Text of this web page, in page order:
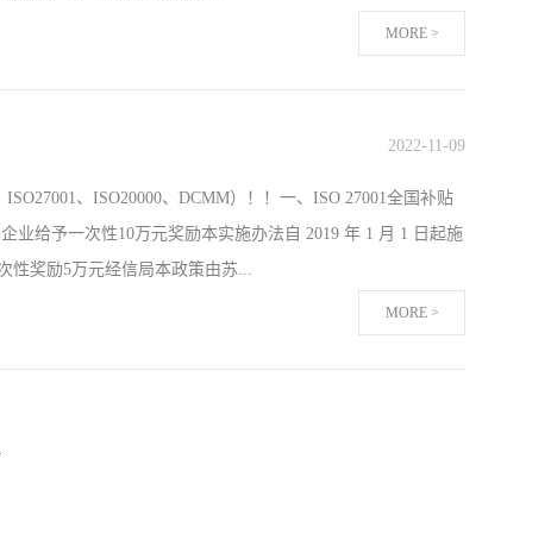
家认证机构了。大部分认证机构之所以坚持要派人到现场的
不安排。 3）政府主管的监督检查。人不到现场，监管机构
机构主要审核企业的体系运行是否符合国家标准： 1、组织
MORE >
、ISO20000、DCMM）！！一、ISO 27001全国补贴
业给予一次性10万元奖励本实施办法自 2019 年 1 月 1 日起施
性奖励5万元经信局本政策由苏...
5万元本文件自2021年11月22日起实行，有效期至2023年12
2022-11-09
MORE >